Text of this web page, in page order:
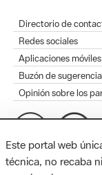
Directorio de
Redes sociales
Aplicaciones móviles
Buzón de
Opinión sobre los
MAPA WEB AVISO LEGAL
Este portal web
técnica, no recaba